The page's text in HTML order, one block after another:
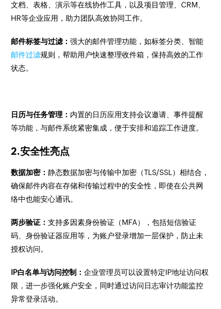
文档、表格、演示等在线协作工具，以及项目管理、CRM、
HR等企业应用，助力团队高效协同工作。
邮件标签与过滤：强大的邮件管理功能，如标签分类、智能
邮件过滤规则，帮助用户快速整理收件箱，保持高效的工作
状态。
日历与任务管理： 内置的日历应用支持会议邀请、事件提醒
等功能，与邮件系统紧密集成，便于安排和追踪工作进度。
2.安全性亮点
数据加密：静态数据加密与传输中加密（TLS/SSL）相结合，
确保邮件内容在存储和传输过程中的安全性，即使在公共网
络中也能安心通讯。
两步验证：支持多因素身份验证（MFA），包括短信验证
码、身份验证器应用等，为账户登录增加一层保护，防止未
授权访问。
IP白名单与访问控制：企业管理员可以设置特定IP地址访问权
限，进一步强化账户安全，同时通过访问日志审计功能监控
异常登录活动。